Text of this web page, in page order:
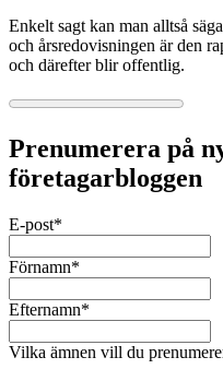
Enkelt sagt kan man alltså
och årsredovisningen är den
och därefter blir offentlig.
Prenumerera på
företagarbloggen
E-post*
Förnamn*
Efternamn*
Vilka ämnen vill du